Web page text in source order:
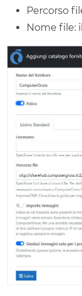
Percorso
Nome file: